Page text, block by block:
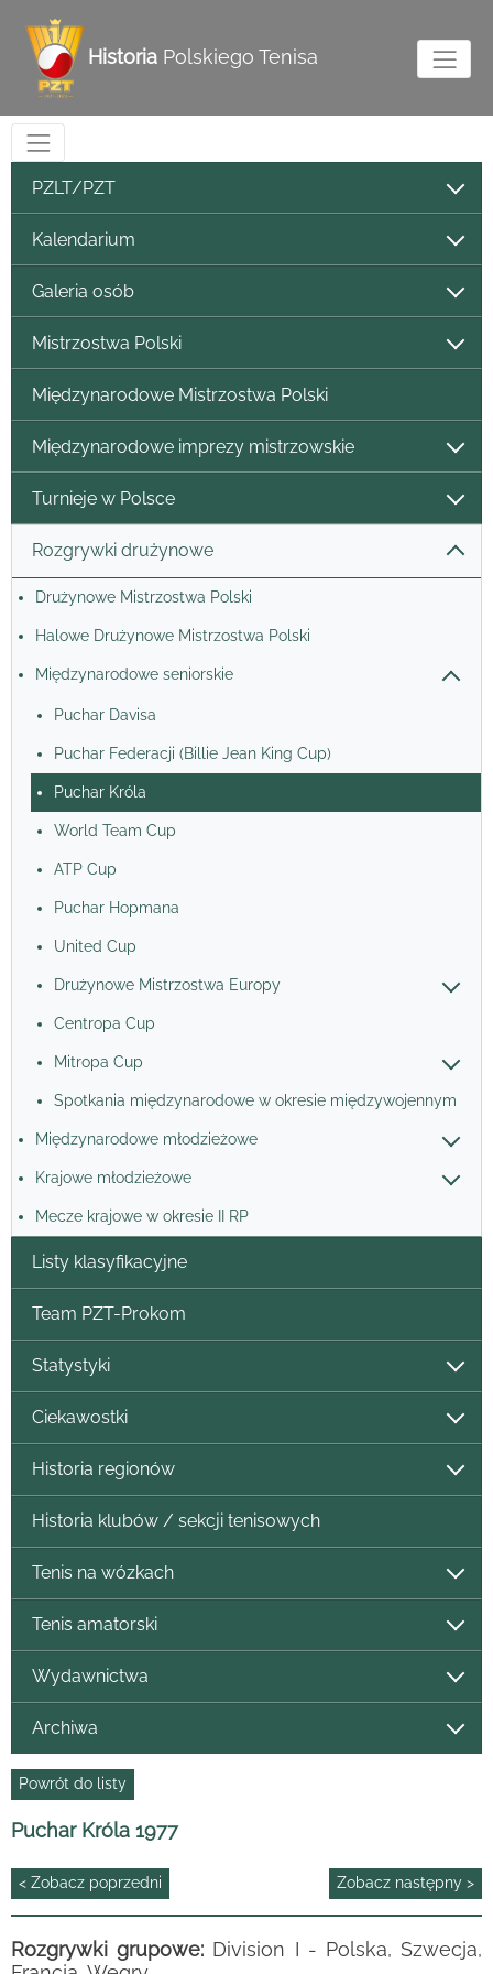
Historia Polskiego Tenisa
PZLT/PZT
Kalendarium
Galeria osób
Mistrzostwa Polski
Międzynarodowe Mistrzostwa Polski
Międzynarodowe imprezy mistrzowskie
Turnieje w Polsce
Rozgrywki drużynowe
Drużynowe Mistrzostwa Polski
Halowe Drużynowe Mistrzostwa Polski
Międzynarodowe seniorskie
Puchar Davisa
Puchar Federacji (Billie Jean King Cup)
Puchar Króla
World Team Cup
ATP Cup
Puchar Hopmana
United Cup
Drużynowe Mistrzostwa Europy
Centropa Cup
Mitropa Cup
Spotkania międzynarodowe w okresie międzywojennym
Międzynarodowe młodzieżowe
Krajowe młodzieżowe
Mecze krajowe w okresie II RP
Listy klasyfikacyjne
Team PZT-Prokom
Statystyki
Ciekawostki
Historia regionów
Historia klubów / sekcji tenisowych
Tenis na wózkach
Tenis amatorski
Wydawnictwa
Archiwa
Powrót do listy
Puchar Króla 1977
< Zobacz poprzedni Zobacz następny >
Rozgrywki grupowe: Division I - Polska, Szwecja,